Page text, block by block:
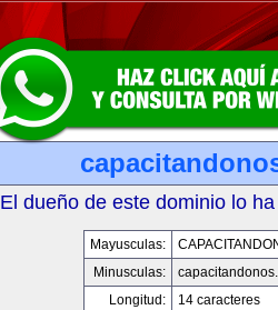
El dueño de este dominio lo
Mayusculas:
Minusculas:
Longitud:
14 caracteres